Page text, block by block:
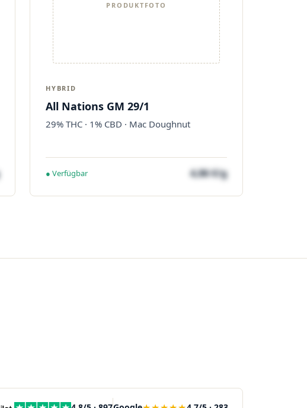
PRODUKTFOTO
HYBRID
All Nations GM 29/1
29% THC · 1% CBD · Mac Doughnut
● Verfügbar 4,86 €/g